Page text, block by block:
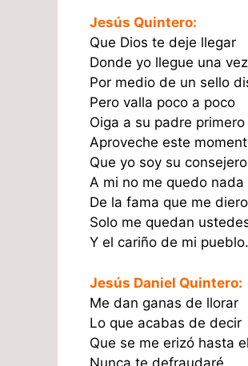
Jesús Quintero:
Que Dios te deje llegar
Donde yo llegue una vez
Por medio de un sello
Pero valla poco a poco
Oiga a su padre primero
Aproveche este
Que yo soy su
A mi no me quedo nada
De la fama que me
Solo me quedan
Y el cariño de mi pueblo.
Jesús Daniel Quintero:
Me dan ganas de llorar
Lo que acabas de decir
Que se me erizó hasta
Nunca te defraudaré